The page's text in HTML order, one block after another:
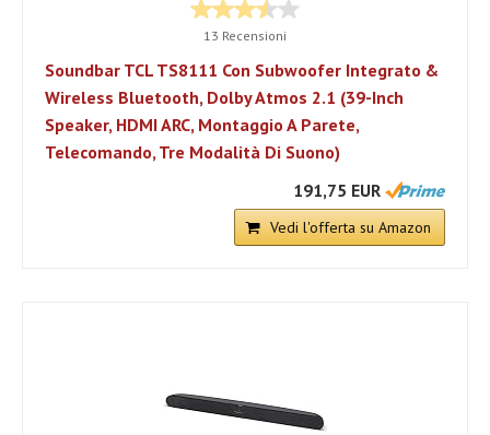
13 Recensioni
Soundbar TCL TS8111 Con Subwoofer Integrato &
Wireless Bluetooth, Dolby Atmos 2.1 (39-Inch
Speaker, HDMI ARC, Montaggio A Parete,
Telecomando, Tre Modalità Di Suono)
191,75 EUR
Vedi l'offerta su Amazon